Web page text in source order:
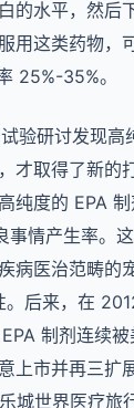
的水平，然后
用这类药物，
25%-35%。
验研讨发现高
才取得了新的
纯度的 EPA
情产生率。
病医治范畴的
。后来，在
制剂连续
上市并再三扩
城世界医疗旅